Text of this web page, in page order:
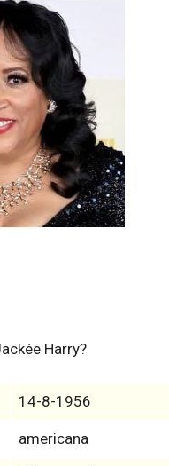
Harry?
14-8-1956
americana